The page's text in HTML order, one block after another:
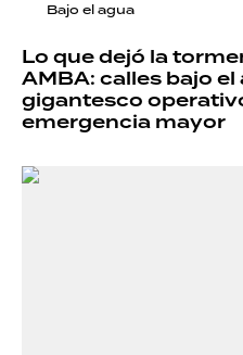
Bajo el agua
Lo que dejó la
AMBA: calles bajo el
gigantesco
emergencia mayor